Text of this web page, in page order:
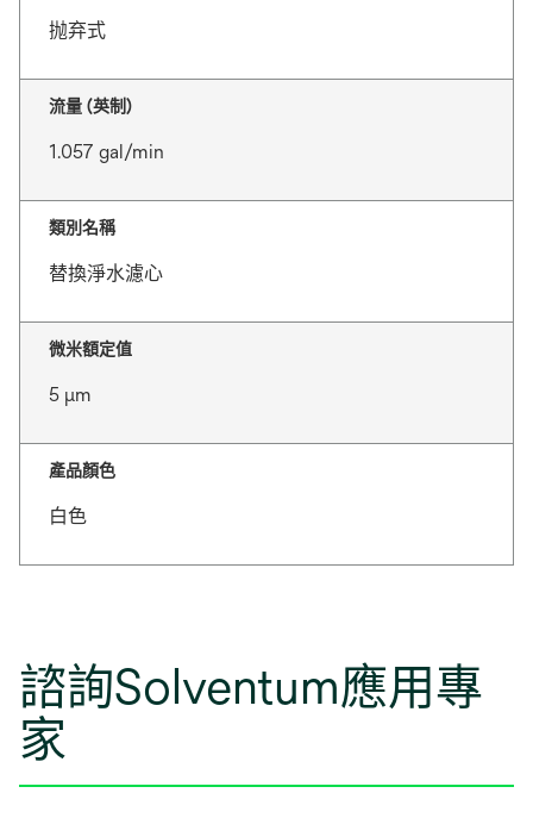
抛弃式
流量 (英制)
1.057 gal/min
類別名稱
替換淨水濾心
微米額定值
5 μm
產品顏色
白色
諮詢Solventum應用專
家